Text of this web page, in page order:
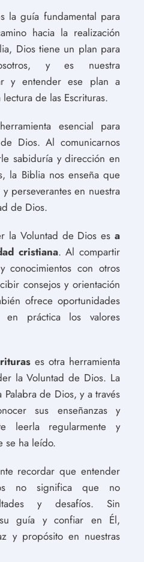
la guía fundamental para
hacia la realización
Dios tiene un plan para
y es nuestra
y entender ese plan a
de las Escrituras.
esencial para
Dios. Al comunicarnos
sabiduría y dirección en
la Biblia nos enseña que
perseverantes en nuestra
de Dios.
la Voluntad de Dios es a
cristiana. Al compartir
conocimientos con otros
consejos y orientación
ofrece oportunidades
práctica los valores
es otra herramienta
la Voluntad de Dios. La
de Dios, y a través
sus enseñanzas y
leerla regularmente y
se ha leído.
recordar que entender
no significa que no
y desafíos. Sin
guía y confiar en Él,
y propósito en nuestras